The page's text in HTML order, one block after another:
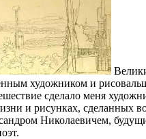
художником и
сделало меня
и рисунках, сделанных
Николаевичем,